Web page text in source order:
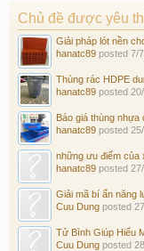
Chủ đề được yêu
Giải pháp lót nền
hanatc89 posted 7/
Thùng rác HDPE
hanatc89 posted
Báo giá thùng nhựa
hanatc89 posted
những ưu điểm của
hanatc89 posted
Giải mã bí ẩn năng
Cuu Dung posted
Tử Bình Giúp Hiểu
Cuu Dung posted